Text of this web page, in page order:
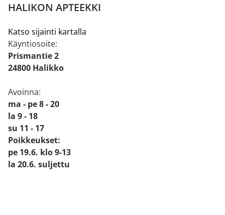
HALIKON APTEEKKI
Katso sijainti kartalla
Käyntiosoite:
Prismantie 2
24800 Halikko
Avoinna:
ma - pe 8 - 20
la 9 - 18
su 11 - 17
Poikkeukset:
pe 19.6. klo 9-13
la 20.6. suljettu